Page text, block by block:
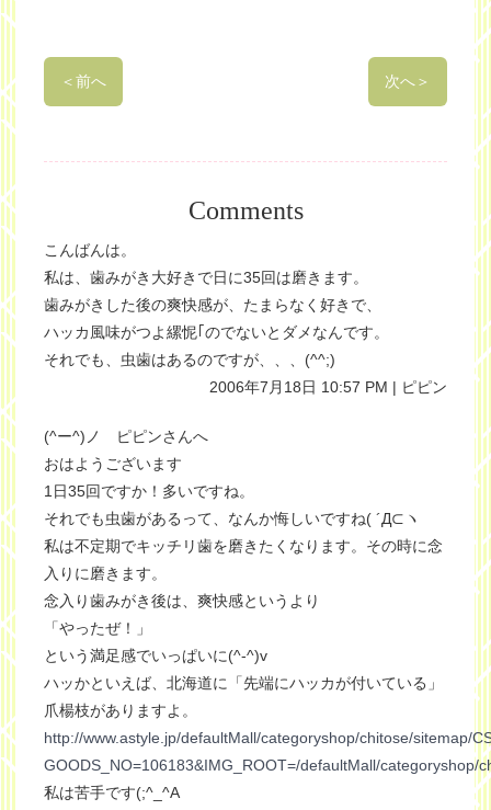
＜前へ 次へ＞
Comments
こんばんは。
私は、歯みがき大好きで日に35回は磨きます。
歯みがきした後の爽快感が、たまらなく好きで、
ハッカ風味がつよ縲怩｢のでないとダメなんです。
それでも、虫歯はあるのですが、、、(^^;)
2006年7月18日 10:57 PM | ピピン
(^ー^)ノ ピピンさんへ
おはようございます
1日35回ですか！多いですね。
それでも虫歯があるって、なんか悔しいですね( ´Д⊂ヽ
私は不定期でキッチリ歯を磨きたくなります。その時に念
入りに磨きます。
念入り歯みがき後は、爽快感というより
「やったぜ！」
という満足感でいっぱいに(^-^)v
ハッかといえば、北海道に「先端にハッカが付いている」
爪楊枝がありますよ。
http://www.astyle.jp/defaultMall/categoryshop/chitose/sitemap/
GOODS_NO=106183&IMG_ROOT=/defaultMall/categoryshop/
私は苦手です(;^_^A